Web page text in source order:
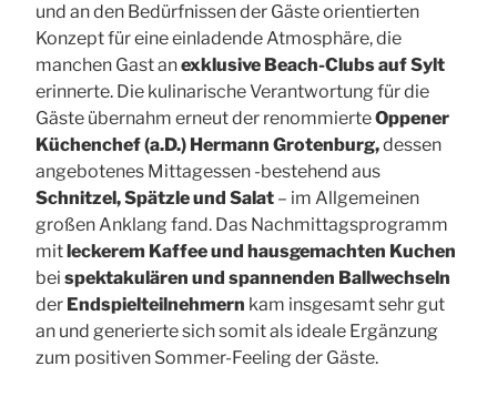
und an den Bedürfnissen der Gäste orientierten
Konzept für eine einladende Atmosphäre, die
manchen Gast anexklusive Beach-Clubs auf Sylt
erinnerte. Die kulinarische Verantwortung für die
Gäste übernahm erneut der renommierteOppener
Küchenchef (a.D.) Hermann Grotenburg,dessen
angebotenes Mittagessen -bestehend aus
Schnitzel, Spätzle und Salat – im Allgemeinen
großen Anklang fand. Das Nachmittagsprogramm
mit leckerem Kaffee und hausgemachten Kuchen
bei spektakulären und spannenden Ballwechseln
der Endspielteilnehmern kam insgesamt sehr gut
an und generierte sich somit als ideale Ergänzung
zum positiven Sommer-Feeling der Gäste.